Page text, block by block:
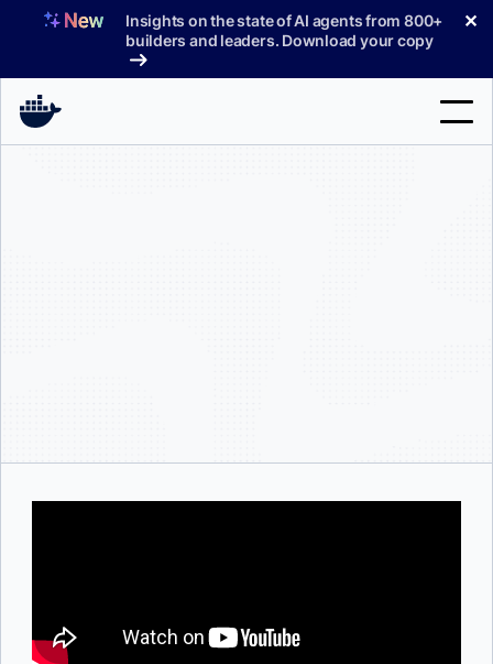
へ
Insights on the state of AI agents from 800+
builders and leaders. Download your copy
✕